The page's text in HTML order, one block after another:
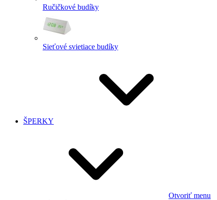
Ručičkové budíky
Sieťové svietiace budíky
ŠPERKY
Otvoriť menu